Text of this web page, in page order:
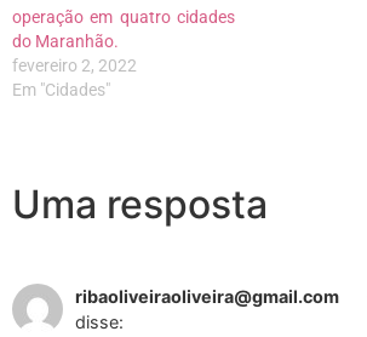
operação em quatro cidades
do Maranhão.
fevereiro 2, 2022
Em "Cidades"
Uma resposta
ribaoliveiraoliveira@gmail.com
disse: